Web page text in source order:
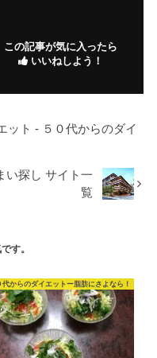
この記事が気に入ったら
いいねしよう！
ット - ５０代からのダイ
い探し サイト一
覧
す。
代からのダイエットー脂肪にさよなら！